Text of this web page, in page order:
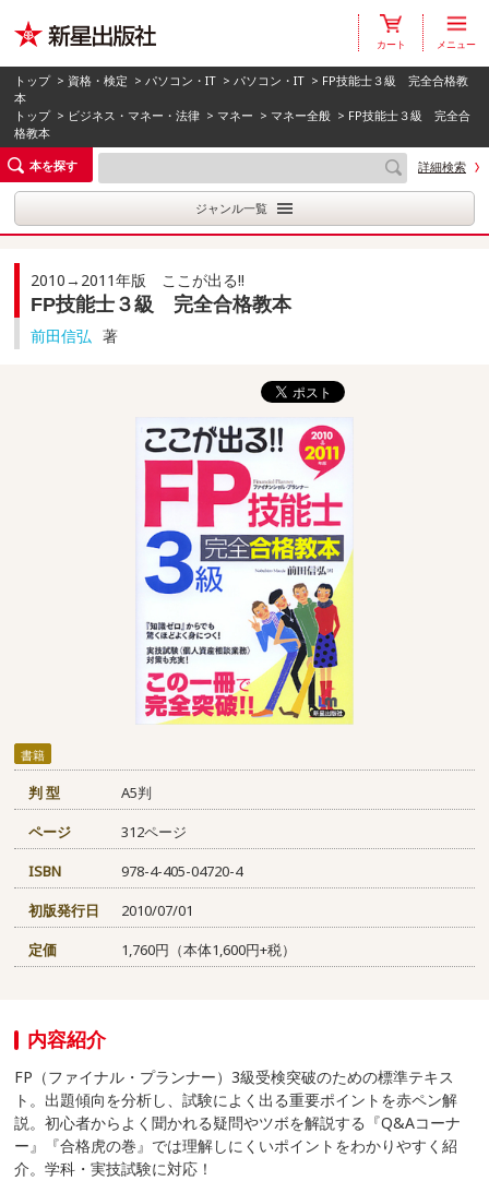
カート メニュー
トップ > 資格・検定 >パソコン・IT >パソコン・IT > FP技能士３級 完全合格教
本
トップ > ビジネス・マネー・法律 > マネー > マネー全般 > FP技能士３級 完全合
格教本
本を探す
詳細検索
ジャンル一覧
2010→2011年版 ここが出る!!
FP技能士３級 完全合格教本
前田信弘 著
書籍
判 型
A5判
ページ
312ページ
ISBN
978-4-405-04720-4
初版発行日
2010/07/01
定価
1,760円（本体1,600円+税）
内容紹介
FP（ファイナル・プランナー）3級受検突破のための標準テキス
ト。出題傾向を分析し、試験によく出る重要ポイントを赤ペン解
説。初心者からよく聞かれる疑問やツボを解説する『Q&Aコーナ
ー』『合格虎の巻』では理解しにくいポイントをわかりやすく紹
介。学科・実技試験に対応！